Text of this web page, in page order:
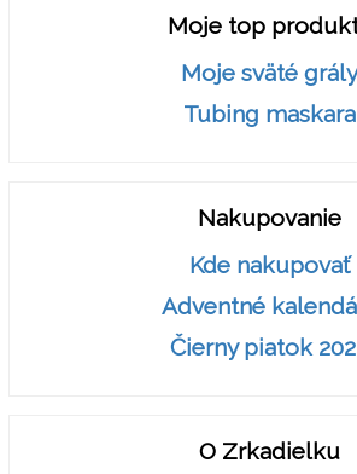
Moje top
Moje sväté
Tubing maskara
Nakupovanie
Kde nakupovať
Adventné
Čierny piatok
O Zrkadielku